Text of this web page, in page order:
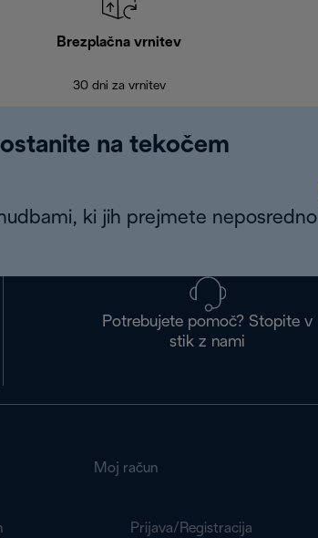
Brezplačna vrnitev
30 dni za vrnitev
na tekočem
ki jih prejmete neposredno
Potrebujete pomoč? Stopite v
stik z nami
Moj račun
Prijava/Registracija